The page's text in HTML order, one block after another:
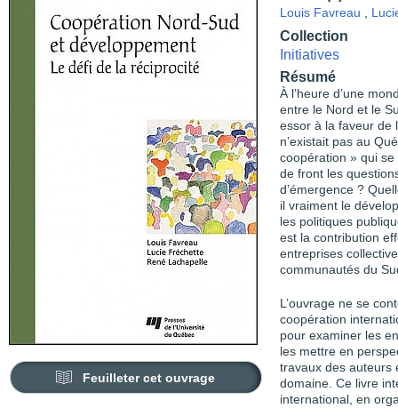
Feuilleter cet ouvrage
Louis Favreau
Collection
Initiatives
Résumé
À l’heure d’une
entre le Nord et le
essor à la faveur de
n’existait pas au
coopération » qui
de front les
d’émergence ?
il vraiment le
les politiques
est la contribution
entreprises
communautés du
L’ouvrage ne se
coopération
pour examiner les
les mettre en
travaux des auteurs
domaine. Ce livre
international, en